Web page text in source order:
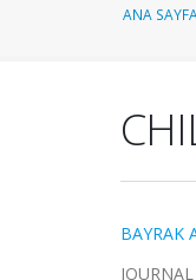
ANA SAYFA
BAYRAK